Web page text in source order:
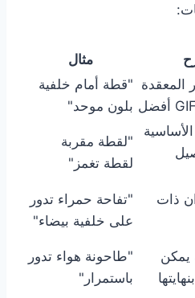
مثال
المعقدة "قطة أمام خلفية
بلون موحد"
"لقطة مقربة
لقطة تغمز"
ذات
"تفاحة حمراء تدور
على خلفية بيضاء"
يمكن
"طاحونة هواء تدور
باستمرار"